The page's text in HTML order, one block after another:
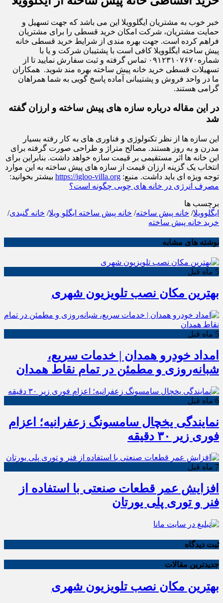
خبر خوب به مشتریان ایگلوویلا این می باشد که جهت تسهیل و
حمایت مشتریان، شرکت امکان خرید قسطی را برای مشتریان
فراهم کرده است. جهت بهره مندی از شرایط خرید قسطی خانه
پیش ساخته ایگلوویلا کافی است با پشتیبان شرکت و یا با
شماره۰۹۱۲۳۱۰۷۶۷۰ تماس گرفته و ثبت سفارش نمایید تا از
تسهیلات قسطی خرید خانه پیش ساخته بهره مند شوید. همکاران
ما در واحد فروش و پشتیبانی آماده پاسخ گویی به شما همراهان
گرامی هستند.
در این مقاله درباره سازه های پیش ساخته و ارزان گفته
شد
این سازه ها از نظر تکنولوژی و فناوری های به کار رفته بسیار
مدرن و به روز هستند. مصالح متراژ و طراحی صورت گرفته برای
این خانه ها اثر مستقیمی بر قیمت سازه خواهد داشت. بنابراین برای
انتخاب یک گزینه ارزان قیمت از سازه های پیش ساخته به این موارد
توجه ویژه ای باید داشت. منبع: https://igloo-villa.org بیشتر بخوانید:
مصرف انرژی در خانه های چوبی چگونه است؟
برچسب ها
ایگلوویلا/ خانه پیش ساخته/ خانه پیش ساخته ایگلو ویلا/ خانه گنبدی/
خرید خانه پیش ساخته
نوشته های مشابه
5 ماه قبل
بهترین مکان نصب تلویزیون شهری
5 ماه قبل
امداد خودرو همدان | خدمات سریع،
شبانه‌روزی و مطمئن در تمام نقاط همدان
6 ماه قبل
نمایندگی یخچال سامسونگ زعفرانیه؛ اعزام
فوری زیر ۳۰ دقیقه
7 ماه قبل
افزایش عمر قطعات صنعتی با استفاده از
فنر و توری پلی یورتان
ثبت دیدگاه
جدیدترین مقالات
بهترین مکان نصب تلویزیون شهری